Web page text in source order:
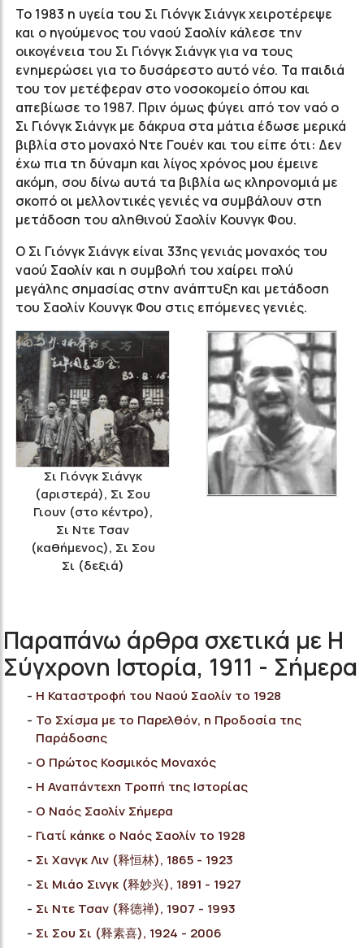
Το 1983 η υγεία του Σι Γιόνγκ Σιάνγκ χειροτέρεψε
και ο ηγούμενος του ναού Σαολίν κάλεσε την
οικογένεια του Σι Γιόνγκ Σιάνγκ για να τους
ενημερώσει για το δυσάρεστο αυτό νέο. Τα παιδιά
του τον μετέφεραν στο νοσοκομείο όπου και
απεβίωσε το 1987. Πριν όμως φύγει από τον ναό ο
Σι Γιόνγκ Σιάνγκ με δάκρυα στα μάτια έδωσε μερικά
βιβλία στο μοναχό Ντε Γουέν και του είπε ότι: Δεν
έχω πια τη δύναμη και λίγος χρόνος μου έμεινε
ακόμη, σου δίνω αυτά τα βιβλία ως κληρονομιά με
σκοπό οι μελλοντικές γενιές να συμβάλουν στη
μετάδοση του αληθινού Σαολίν Κουνγκ Φου.
Ο Σι Γιόνγκ Σιάνγκ είναι 33ης γενιάς μοναχός του
ναού Σαολίν και η συμβολή του χαίρει πολύ
μεγάλης σημασίας στην ανάπτυξη και μετάδοση
του Σαολίν Κουνγκ Φου στις επόμενες γενιές.
Σι Γιόνγκ Σιάνγκ
(αριστερά), Σι Σου
Γιουν (στο κέντρο),
Σι Ντε Τσαν
(καθήμενος), Σι Σου
Σι (δεξιά)
Παραπάνω άρθρα σχετικά με Η
Σύγχρονη Ιστορία, 1911 - Σήμερα
Η Καταστροφή του Nαού Σαολίν το 1928
Το Σχίσμα με το Παρελθόν, η Προδοσία της
Παράδοσης
Ο Πρώτος Κοσμικός Μοναχός
Η Αναπάντεχη Τροπή της Ιστορίας
Ο Ναός Σαολίν Σήμερα
Γιατί κάηκε ο Ναός Σαολίν το 1928
Σι Χανγκ Λιν (释恒林), 1865 - 1923
Σι Μιάο Σινγκ (释妙兴), 1891 - 1927
Σι Ντε Τσαν (释德禅), 1907 - 1993
Σι Σου Σι (释素喜), 1924 - 2006